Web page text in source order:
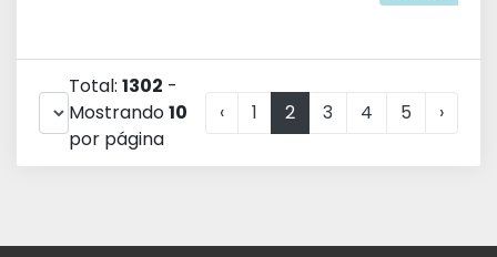
Total: 1302 -
Mostrando10
por página
‹ 1 2 3 4 5 ›